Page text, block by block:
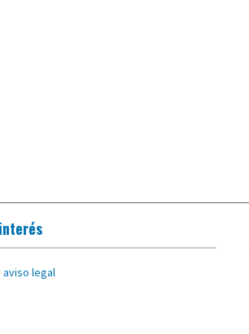
legal